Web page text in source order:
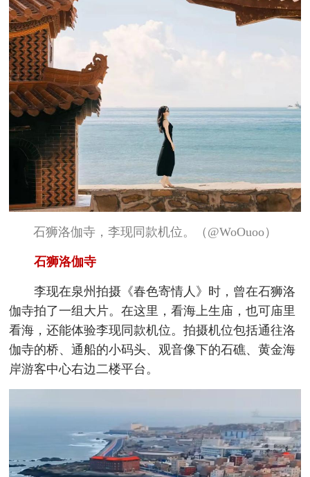
石狮洛伽寺，李现同款机位。（@WoOuoo）
石狮洛伽寺
李现在泉州拍摄《春色寄情人》时，曾在石狮洛
伽寺拍了一组大片。在这里，看海上生庙，也可庙里
看海，还能体验李现同款机位。拍摄机位包括通往洛
伽寺的桥、通船的小码头、观音像下的石礁、黄金海
岸游客中心右边二楼平台。